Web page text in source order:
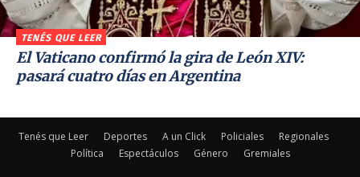
TENÉS QUE LEER
El Vaticano confirmó la gira de León XIV:
pasará cuatro días en Argentina
Tenés que Leer Deportes A un Click Policiales
Regionales
Política
Espectáculos Género Gremiales